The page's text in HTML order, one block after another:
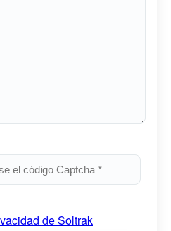
de Soltrak